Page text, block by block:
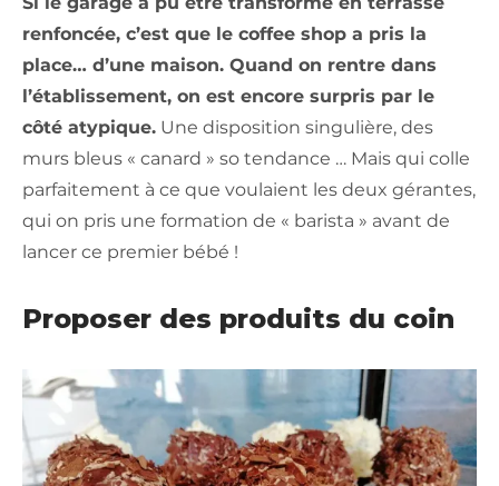
renfoncée, c’est que le coffee shop a pris la
place… d’une maison. Quand on rentre dans
l’établissement, on est encore surpris par le
côté atypique. Une disposition singulière, des
murs bleus « canard » so tendance … Mais qui colle
parfaitement à ce que voulaient les deux gérantes,
qui on pris une formation de « barista » avant de
lancer ce premier bébé !
Proposer des produits du coin